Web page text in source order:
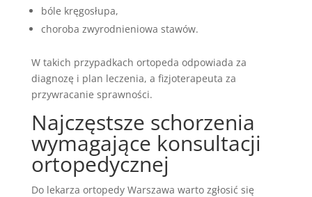
bóle kręgosłupa,
choroba zwyrodnieniowa stawów.
W takich przypadkach ortopeda odpowiada za
diagnozę i plan leczenia, a fizjoterapeuta za
przywracanie sprawności.
Najczęstsze schorzenia
wymagające konsultacji
ortopedycznej
Do lekarza ortopedy Warszawa warto zgłosić się